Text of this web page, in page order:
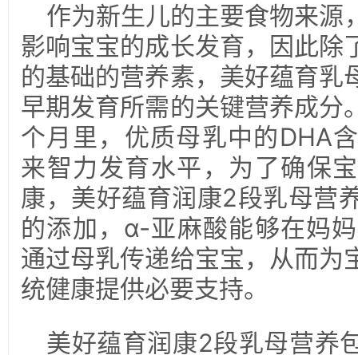
作为新生儿的主要食物来源
影响宝宝的成长发育，因此除
的基础的营养素，美好蕴育乳
早期发育所需的关键营养成分
个月里，优质母乳中的DHA
来智力发育水平，为了确保
康，美好蕴育润康2段乳母营
的添加，α-亚麻酸能够在妈
通过母乳传递给宝宝，从而为
统健康提供必要支持。
美好蕴育润康2段乳母营养